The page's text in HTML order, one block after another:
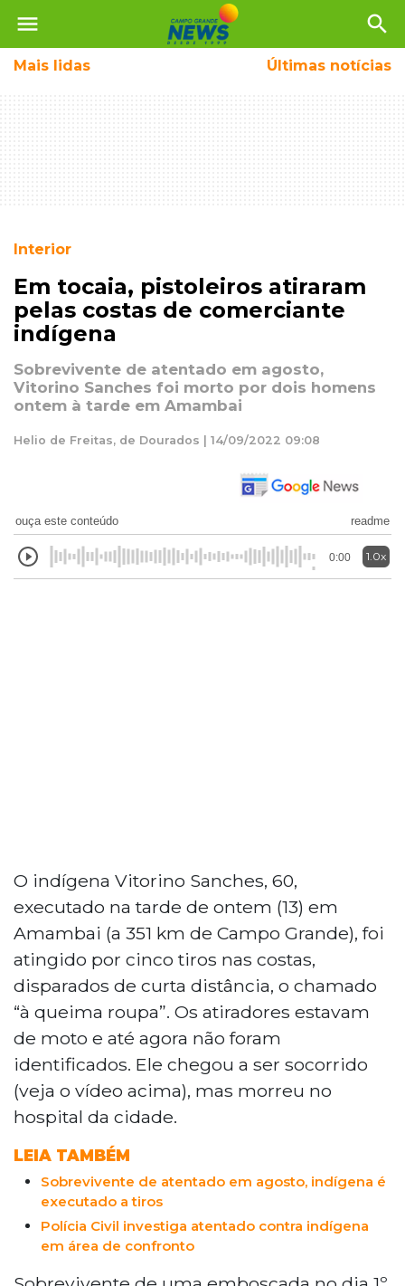
menu search
Mais lidas Últimas notícias
Interior
Em tocaia, pistoleiros atiraram
pelas costas de comerciante
indígena
Sobrevivente de atentado em agosto,
Vitorino Sanches foi morto por dois homens
ontem à tarde em Amambai
Helio de Freitas, de Dourados | 14/09/2022 09:08
ouça este conteúdo readme
0:00 1.0x
O indígena Vitorino Sanches, 60,
executado na tarde de ontem (13) em
Amambai (a 351 km de Campo Grande), foi
atingido por cinco tiros nas costas,
disparados de curta distância, o chamado
“à queima roupa”. Os atiradores estavam
de moto e até agora não foram
identificados. Ele chegou a ser socorrido
(veja o vídeo acima), mas morreu no
hospital da cidade.
LEIA TAMBÉM
Sobrevivente de atentado em agosto, indígena é
executado a tiros
Polícia Civil investiga atentado contra indígena
em área de confronto